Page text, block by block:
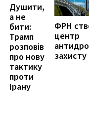
Душити,
а не
бити:
Трамп
розповів
про нову
тактику
проти
Ірану
ФРН
центр
захисту